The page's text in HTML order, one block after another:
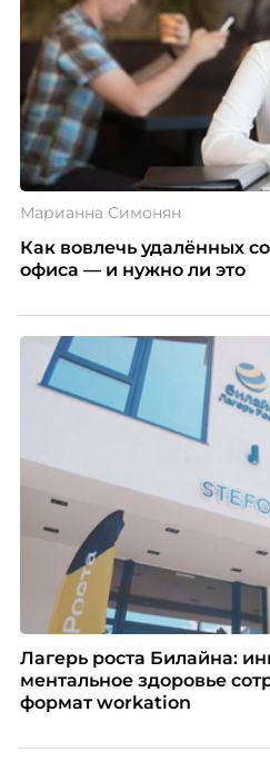
Марианна Симонян
Как вовлечь удалённых
офиса — и нужно ли это
Лагерь роста Билайна:
ментальное здоровье
формат workation